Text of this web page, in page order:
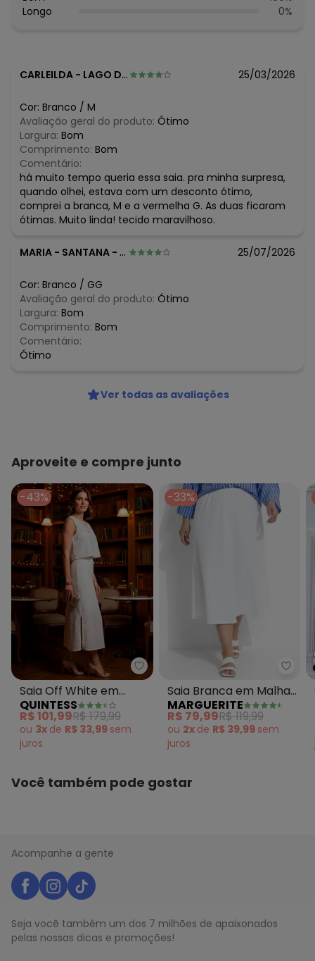
Observação: Botões decorativos
algum dia do mês, para o menor tamanho disponível.
agosto/2026
julho/2026
junho/2026
maio/2026
abril/2026 N/D*
março/2026 R$ 41,98
fevereiro/2026 N/D*
Longo
0%
CARLEILDA - LAGO DOS RODRIGUES - MA 25/03/2026
Cor: Branco / M
Avaliação geral do produto: Ótimo
Largura: Bom
Comprimento: Bom
Comentário:
há muito tempo queria essa saia. pra minha surpresa,
quando olhei, estava com um desconto ótimo,
comprei a branca, M e a vermelha G. As duas ficaram
ótimas. Muito linda! tecido maravilhoso.
MARIA - SANTANA - BA 25/07/2026
Cor: Branco / GG
Avaliação geral do produto: Ótimo
Largura: Bom
Comprimento: Bom
Comentário:
Ótimo
Ver todas as avaliações
Aproveite e compre junto
-43%
Quintess - Saia Off White em
Saia Off White em
Tecido Laise
QUINTESS
R$ 101,99R$ 179,99
ou 3x de R$ 33,99 sem
juros
-33%
Saia Branca em Malha
Texturizada
MARGUERITE
R$ 79,99R$ 119,99
ou 2x de R$ 39,99 sem
juros
Você também pode gostar
Acompanhe a gente
Seja você também um dos 7 milhões de apaixonados
pelas nossas dicas e promoções!